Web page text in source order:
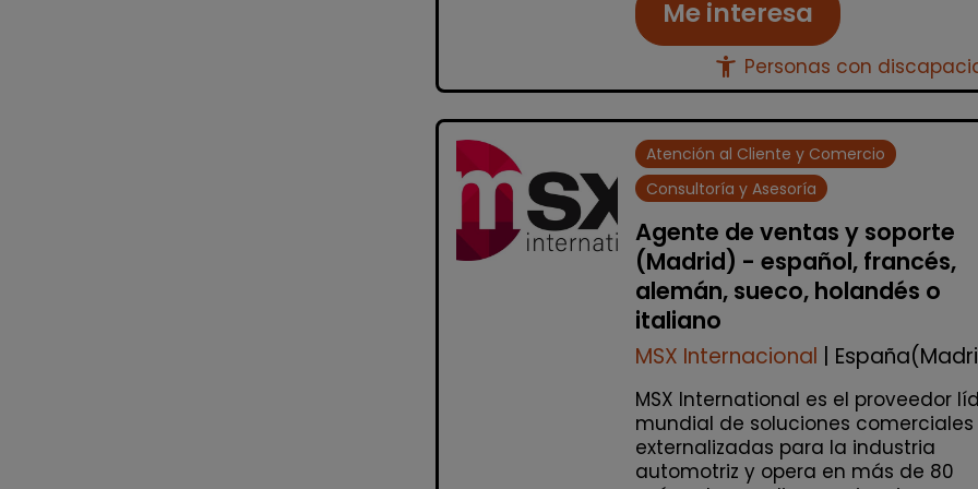
Me interesa
accessibility_new Personas con
Atención al Cliente y Comercio
Consultoría y Asesoría
Agente de ventas y soporte
(Madrid) - español, francés,
alemán, sueco, holandés o
italiano
MSX Internacional |
MSX International es el proveedor
mundial de soluciones comerciales
externalizadas para la industria
automotriz y opera en más de 80